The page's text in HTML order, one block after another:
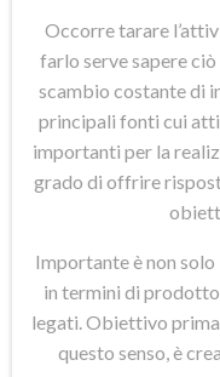
Occorre tarare
farlo serve sapere
scambio costante di
principali fonti cui
importanti per la
grado di offrire
Importante è non
in termini di
legati. Obiettivo
questo senso, è